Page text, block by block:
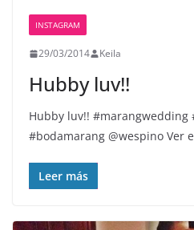
INSTAGRAM
29/03/2014 Keila
Hubby luv!!
Hubby luv!! #marangwedding
#bodamarang @wespino Ver
Leer más